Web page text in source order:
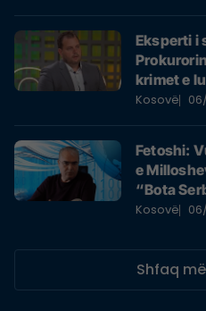
Eksperti i
krimet e
Kosovë
Fetoshi:
e
“Bota
Kosovë
Shfaq